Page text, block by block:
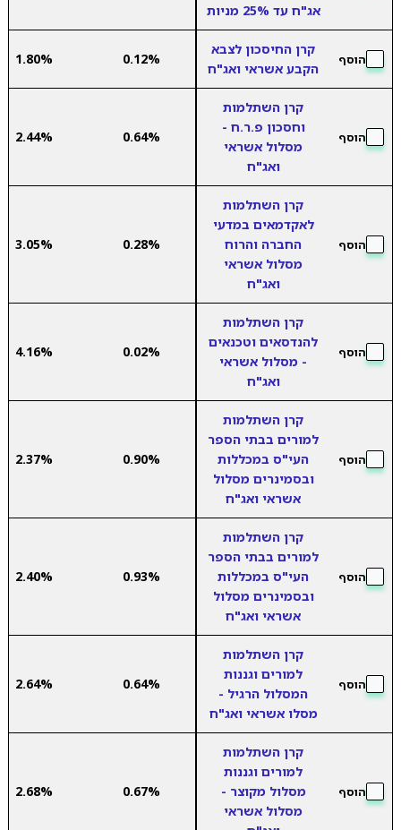
אג"ח עד 25% מניות
הוסף
קרן החיסכון לצבא
הקבע אשראי ואג"ח
0.12%
1.80%
הוסף
קרן השתלמות
וחסכון פ.ר.ח -
מסלול אשראי
ואג"ח
0.64%
2.44%
הוסף
קרן השתלמות
לאקדמאים במדעי
החברה והרוח
מסלול אשראי
ואג"ח
0.28%
3.05%
הוסף
קרן השתלמות
להנדסאים וטכנאים
- מסלול אשראי
ואג"ח
0.02%
4.16%
הוסף
קרן השתלמות
למורים בבתי הספר
העי"ס במכללות
ובסמינרים מסלול
אשראי ואג"ח
0.90%
2.37%
הוסף
קרן השתלמות
למורים בבתי הספר
העי"ס במכללות
ובסמינרים מסלול
אשראי ואג"ח
0.93%
2.40%
הוסף
קרן השתלמות
למורים וגננות
המסלול הרגיל -
מסלו אשראי ואג"ח
0.64%
2.64%
הוסף
קרן השתלמות
למורים וגננות
מסלול מקוצר -
מסלול אשראי
0.67%
2.68%